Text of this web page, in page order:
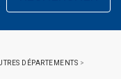
DÉPARTEMENTS >